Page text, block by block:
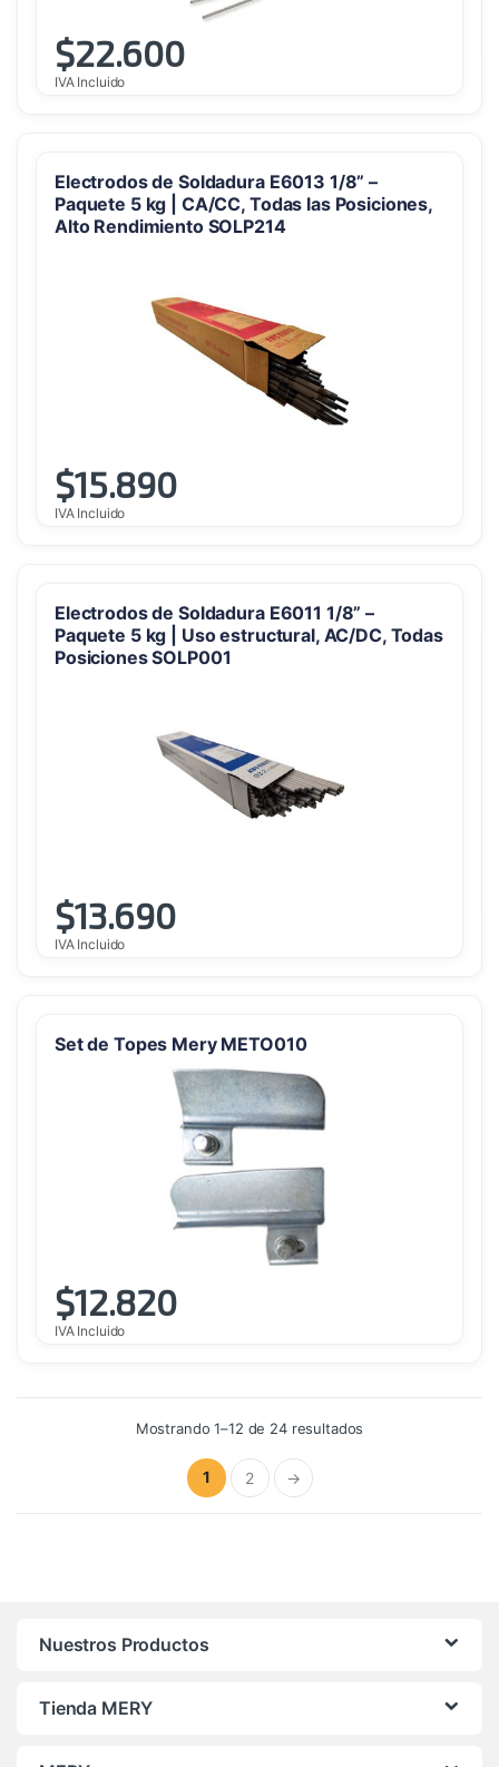
$22.600
IVA Incluido
Electrodos de Soldadura E6013 1/8” –
Paquete 5 kg | CA/CC, Todas las Posiciones,
Alto Rendimiento SOLP214
$15.890
IVA Incluido
Electrodos de Soldadura E6011 1/8” –
Paquete 5 kg | Uso estructural, AC/DC, Todas
Posiciones SOLP001
$13.690
IVA Incluido
Set de Topes Mery METO010
$12.820
IVA Incluido
Mostrando 1–12 de 24 resultados
1 2 →
Nuestros Productos
Tienda MERY